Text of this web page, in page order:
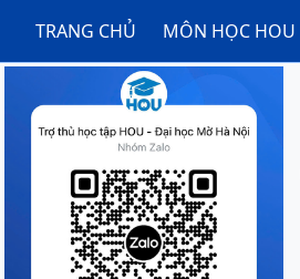
TRANG CHỦ MÔN HỌC HOU